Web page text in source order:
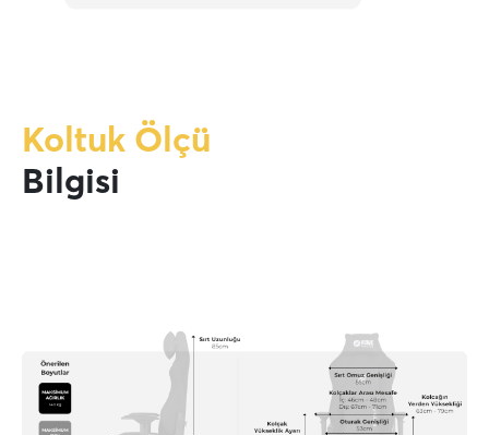
Koltuk Ölçü
Bilgisi